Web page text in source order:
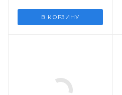
В КОРЗИНУ